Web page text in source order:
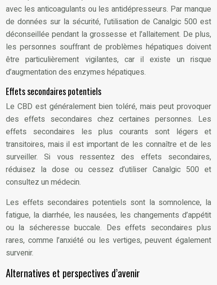
avec les anticoagulants ou les antidépresseurs. Par manque
de données sur la sécurité, l’utilisation de Canalgic 500 est
déconseillée pendant la grossesse et l’allaitement. De plus,
les personnes souffrant de problèmes hépatiques doivent
être particulièrement vigilantes, car il existe un risque
d’augmentation des enzymes hépatiques.
Effets secondaires potentiels
Le CBD est généralement bien toléré, mais peut provoquer
des effets secondaires chez certaines personnes. Les
effets secondaires les plus courants sont légers et
transitoires, mais il est important de les connaître et de les
surveiller. Si vous ressentez des effets secondaires,
réduisez la dose ou cessez d’utiliser Canalgic 500 et
consultez un médecin.
Les effets secondaires potentiels sont la somnolence, la
fatigue, la diarrhée, les nausées, les changements d’appétit
ou la sécheresse buccale. Des effets secondaires plus
rares, comme l’anxiété ou les vertiges, peuvent également
survenir.
Alternatives et perspectives d’avenir